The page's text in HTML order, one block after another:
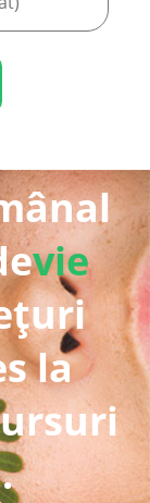
vie
la